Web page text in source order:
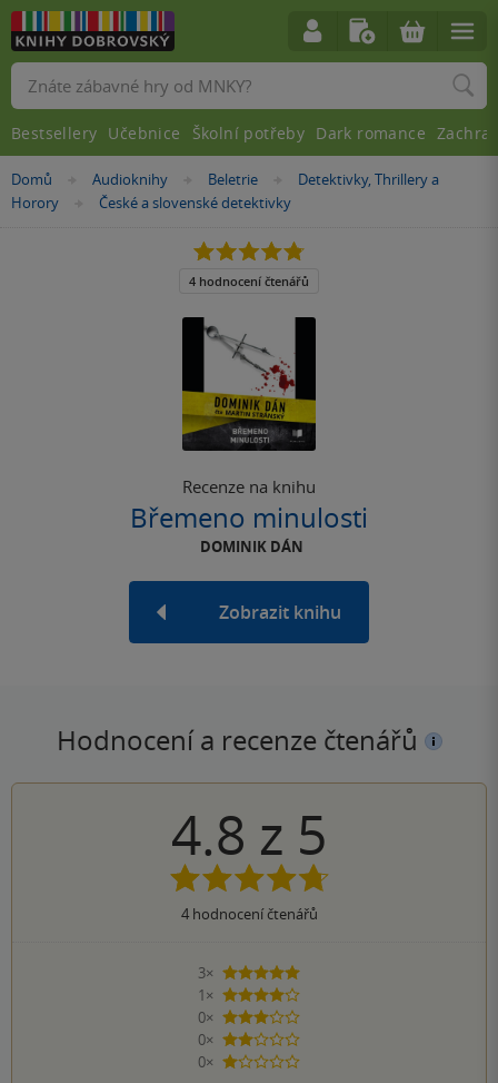
Nacházíte
se
Domů »Audioknihy »Beletrie »Detektivky, Thrillery a
Horory
»
České a slovenské detektivky
Recenze na knihu
Břemeno minulosti
DOMINIK DÁN
Zobrazit knihu
4.8
z
5
4 hodnocení čtenářů
Hodnocení a recenze čtenářů
4.8 z 5
4hodnocení čtenářů
3×
5 hvězdiček
1×
4 hvězdičky
0×
3 hvězdičky
0×
2 hvězdičky
0×
1 hvezdička
Vyhledávání
Bestsellery Učebnice Školní potřeby Dark romance